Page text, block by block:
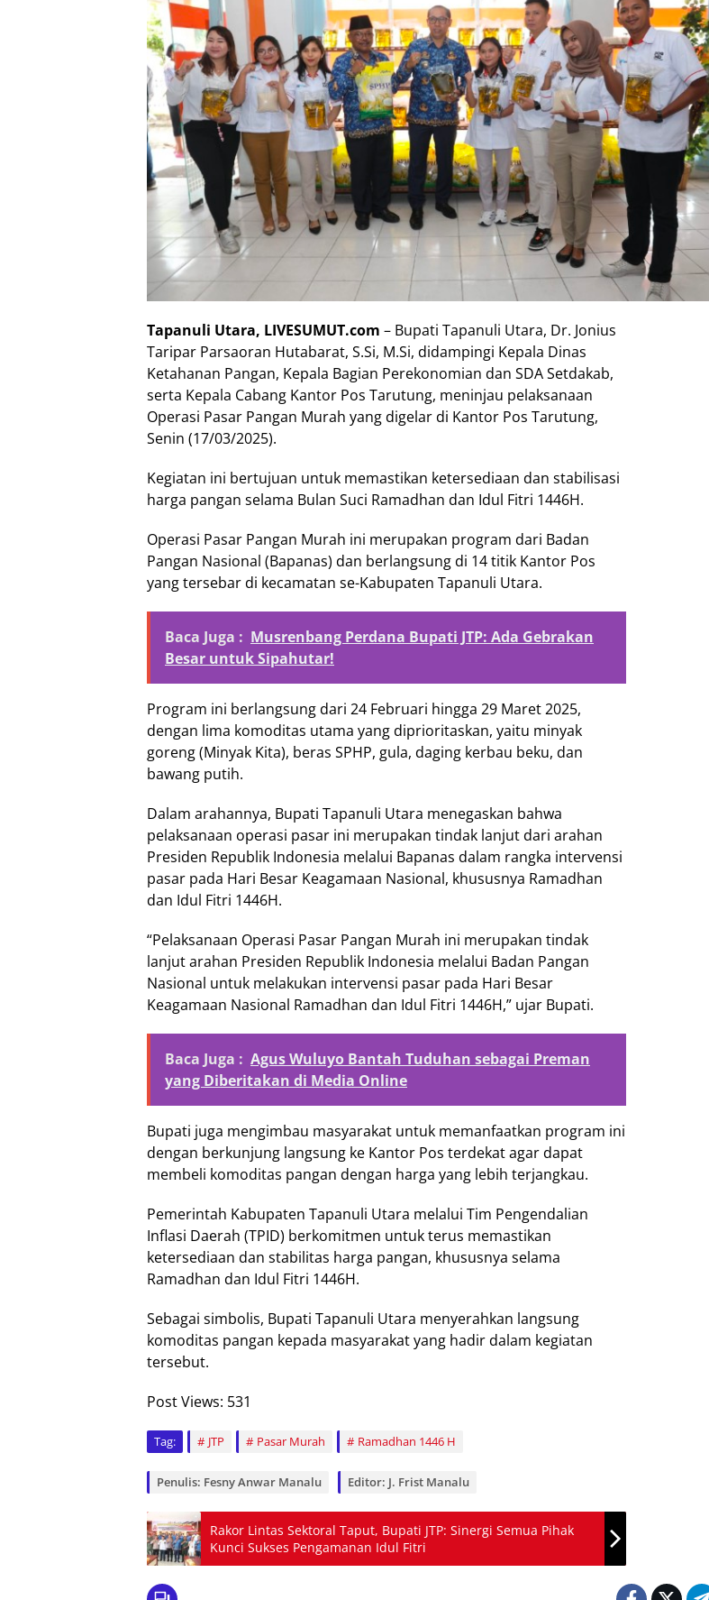
Tapanuli Utara, LIVESUMUT.com – Bupati Tapanuli Utara, Dr. Jonius
Taripar Parsaoran Hutabarat, S.Si, M.Si, didampingi Kepala Dinas
Ketahanan Pangan, Kepala Bagian Perekonomian dan SDA Setdakab,
serta Kepala Cabang Kantor Pos Tarutung, meninjau pelaksanaan
Operasi Pasar Pangan Murah yang digelar di Kantor Pos Tarutung,
Senin (17/03/2025).
Kegiatan ini bertujuan untuk memastikan ketersediaan dan stabilisasi
harga pangan selama Bulan Suci Ramadhan dan Idul Fitri 1446H.
Operasi Pasar Pangan Murah ini merupakan program dari Badan
Pangan Nasional (Bapanas) dan berlangsung di 14 titik Kantor Pos
yang tersebar di kecamatan se-Kabupaten Tapanuli Utara.
Baca Juga : Musrenbang Perdana Bupati JTP: Ada Gebrakan
Besar untuk Sipahutar!
Program ini berlangsung dari 24 Februari hingga 29 Maret 2025,
dengan lima komoditas utama yang diprioritaskan, yaitu minyak
goreng (Minyak Kita), beras SPHP, gula, daging kerbau beku, dan
bawang putih.
Dalam arahannya, Bupati Tapanuli Utara menegaskan bahwa
pelaksanaan operasi pasar ini merupakan tindak lanjut dari arahan
Presiden Republik Indonesia melalui Bapanas dalam rangka intervensi
pasar pada Hari Besar Keagamaan Nasional, khususnya Ramadhan
dan Idul Fitri 1446H.
“Pelaksanaan Operasi Pasar Pangan Murah ini merupakan tindak
lanjut arahan Presiden Republik Indonesia melalui Badan Pangan
Nasional untuk melakukan intervensi pasar pada Hari Besar
Keagamaan Nasional Ramadhan dan Idul Fitri 1446H,” ujar Bupati.
Baca Juga : Agus Wuluyo Bantah Tuduhan sebagai Preman
yang Diberitakan di Media Online
Bupati juga mengimbau masyarakat untuk memanfaatkan program ini
dengan berkunjung langsung ke Kantor Pos terdekat agar dapat
membeli komoditas pangan dengan harga yang lebih terjangkau.
Pemerintah Kabupaten Tapanuli Utara melalui Tim Pengendalian
Inflasi Daerah (TPID) berkomitmen untuk terus memastikan
ketersediaan dan stabilitas harga pangan, khususnya selama
Ramadhan dan Idul Fitri 1446H.
Sebagai simbolis, Bupati Tapanuli Utara menyerahkan langsung
komoditas pangan kepada masyarakat yang hadir dalam kegiatan
tersebut.
Post Views: 531
Tag: JTP Pasar Murah Ramadhan 1446 H
Penulis: Fesny Anwar Manalu Editor: J. Frist Manalu
Rakor Lintas Sektoral Taput, Bupati JTP: Sinergi Semua Pihak
Kunci Sukses Pengamanan Idul Fitri